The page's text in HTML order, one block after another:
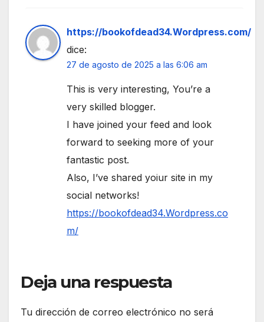
https://bookofdead34.Wordpress.com/
dice:
27 de agosto de 2025 a las 6:06 am
This is very interesting, You’re a
very skilled blogger.
I have joined your feed and look
forward to seeking more of your
fantastic post.
Also, I’ve shared yoiur site in my
social networks!
https://bookofdead34.Wordpress.co
m/
Deja una respuesta
Tu dirección de correo electrónico no será